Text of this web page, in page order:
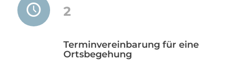
2
Terminvereinbarung für eine
Ortsbegehung